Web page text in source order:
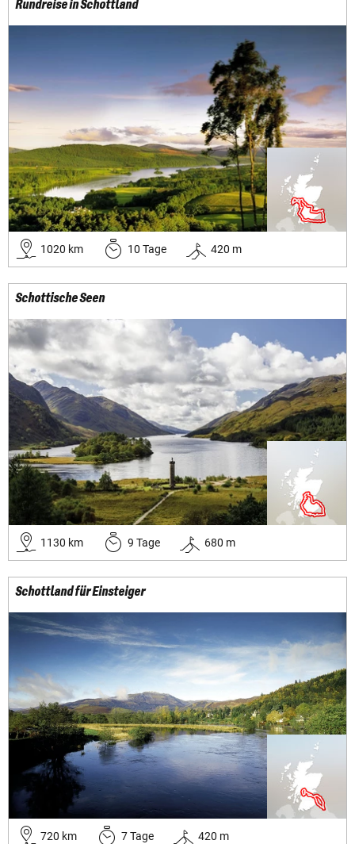
Rundreise in Schottland
1020 km 10 Tage 420 m
Schottische Seen
1130 km 9 Tage 680 m
Schottland für Einsteiger
720 km 7Tage 420 m